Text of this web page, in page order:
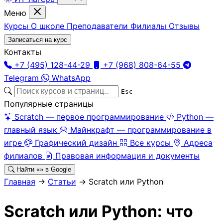
Меню
Курсы О школе Преподаватели Филиалы Отзывы
Записаться на курс
Контакты
+7 (495) 128-44-29
+7 (968) 808-64-55
Telegram
WhatsApp
Esc
Популярные страницы
Scratch — первое программирование
Python —
главный язык
Майнкрафт — программирование в
игре
Графический дизайн Все курсы
Адреса
филиалов
Правовая информация и документы
Найти «» в Google
Главная → Статьи → Scratch или Python
Scratch или Python: что